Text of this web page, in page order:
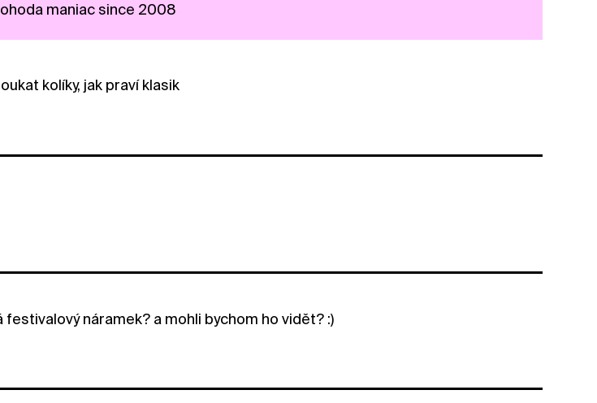
maniac since 2008
kolíky, jak praví klasik
náramek? a mohli bychom ho vidět? :)